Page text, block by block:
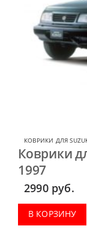
КОВРИКИ ДЛЯ
Коврики
1997
2990 руб.
В КОРЗИНУ